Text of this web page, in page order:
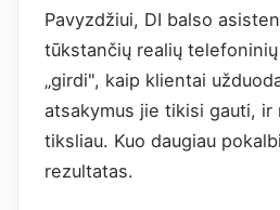
Pavyzdžiui, DI balso
tūkstančių realių
„girdi", kaip klientai
atsakymus jie tikisi gauti, ir
tiksliau. Kuo daugiau
rezultatas.